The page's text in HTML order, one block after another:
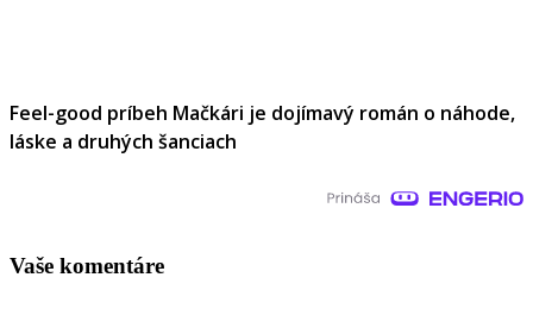
Feel-good príbeh Mačkári je dojímavý román o náhode,
láske a druhých šanciach
Vaše komentáre